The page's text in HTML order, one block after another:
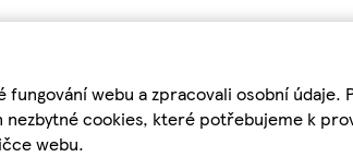
webu a zpracovali osobní
cookies, které potřebujeme k
webu.